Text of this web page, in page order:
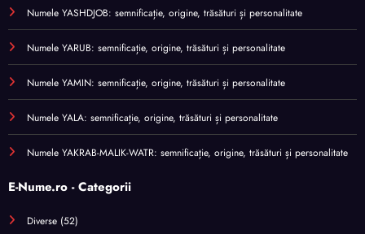
Numele YASHDJOB: semnificație, origine, trăsături și personalitate
Numele YARUB: semnificație, origine, trăsături și personalitate
Numele YAMIN: semnificație, origine, trăsături și personalitate
Numele YALA: semnificație, origine, trăsături și personalitate
Numele YAKRAB-MALIK-WATR: semnificație, origine, trăsături și personalitate
E-Nume.ro - Categorii
Diverse (52)